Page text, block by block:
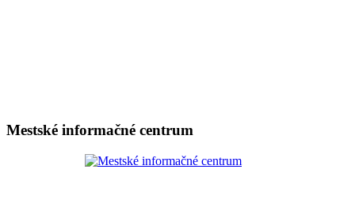
Mestské informačné centrum